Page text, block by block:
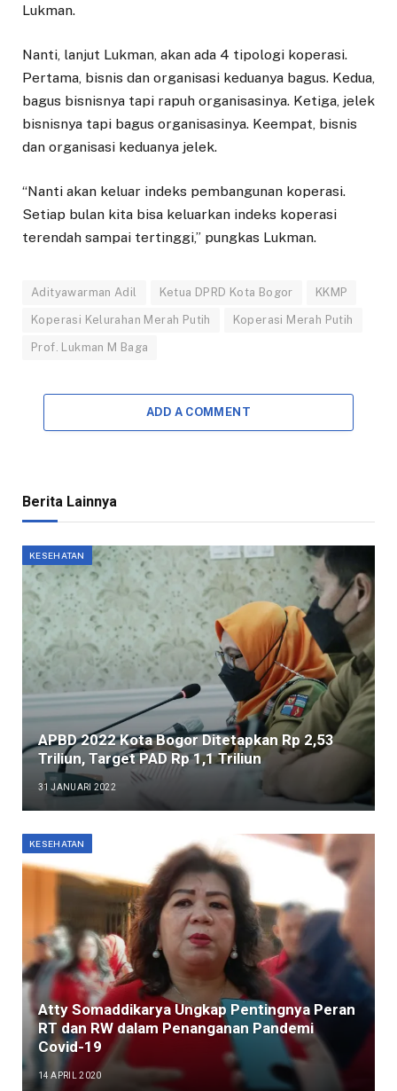
Lukman.
Nanti, lanjut Lukman, akan ada 4 tipologi koperasi.
Pertama, bisnis dan organisasi keduanya bagus. Kedua,
bagus bisnisnya tapi rapuh organisasinya. Ketiga, jelek
bisnisnya tapi bagus organisasinya. Keempat, bisnis
dan organisasi keduanya jelek.
“Nanti akan keluar indeks pembangunan koperasi.
Setiap bulan kita bisa keluarkan indeks koperasi
terendah sampai tertinggi,” pungkas Lukman.
Adityawarman Adil Ketua DPRD Kota Bogor KKMP
Koperasi Kelurahan Merah Putih Koperasi Merah Putih
Prof. Lukman M Baga
ADD A COMMENT
Berita Lainnya
KESEHATAN
APBD 2022 Kota Bogor Ditetapkan Rp 2,53
Triliun, Target PAD Rp 1,1 Triliun
31 JANUARI 2022
KESEHATAN
Atty Somaddikarya Ungkap Pentingnya Peran
RT dan RW dalam Penanganan Pandemi
Covid-19
14 APRIL 2020